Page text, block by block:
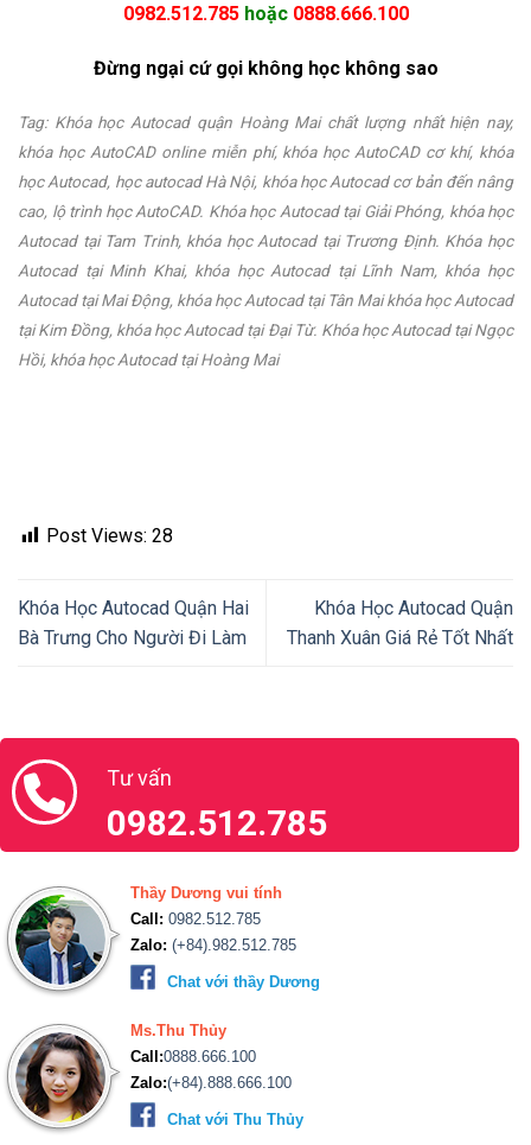
0982.512.785 hoặc 0888.666.100
Đừng ngại cứ gọi không học không sao
Tag: Khóa học Autocad quận Hoàng Mai chất lượng nhất hiện nay,
khóa học AutoCAD online miễn phí, khóa học AutoCAD cơ khí, khóa
học Autocad, học autocad Hà Nội, khóa học Autocad cơ bản đến nâng
cao, lộ trình học AutoCAD. Khóa học Autocad tại Giải Phóng, khóa học
Autocad tại Tam Trinh, khóa học Autocad tại Trương Định. Khóa học
Autocad tại Minh Khai, khóa học Autocad tại Lĩnh Nam, khóa học
Autocad tại Mai Động, khóa học Autocad tại Tân Mai khóa học Autocad
tại Kim Đồng, khóa học Autocad tại Đại Từ. Khóa học Autocad tại Ngọc
Hồi, khóa học Autocad tại Hoàng Mai
Post Views: 28
Khóa Học Autocad Quận Hai
Bà Trưng Cho Người Đi Làm
Khóa Học Autocad Quận
Thanh Xuân Giá Rẻ Tốt Nhất
Tư vấn
0982.512.785
Thầy Dương vui tính
Call: 0982.512.785
Zalo: (+84).982.512.785
Chat với thầy Dương
Ms.Thu Thủy
Call:0888.666.100
Zalo:(+84).888.666.100
Chat với Thu Thủy